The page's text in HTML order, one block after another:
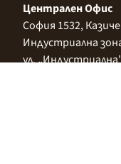
Централен Офис
София 1532,
Индустриална
ул.